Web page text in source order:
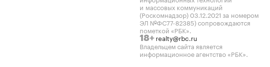
и массовых коммуникаций
(Роскомнадзор) 03.12.2021 за номером
ЭЛ №ФС77-82385) сопровождаются
пометкой «РБК».
18+ realty@rbc.ru
Владельцем сайта является
информационное агентство «РБК».